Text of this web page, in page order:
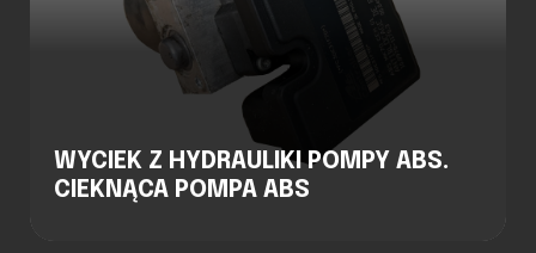
WYCIEK Z HYDRAULIKI POMPY ABS.
CIEKNĄCA POMPA ABS